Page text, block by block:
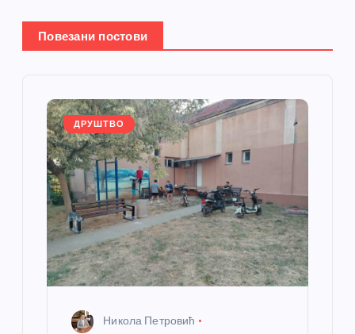
њ
е
Повезани постови
ДРУШТВО
Никола Петровић